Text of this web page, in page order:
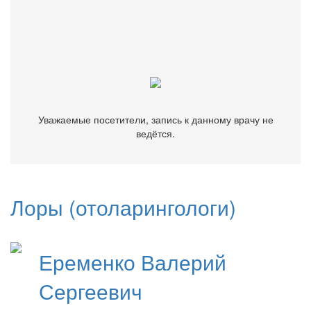
Уважаемые посетители, запись к данному врачу не
ведётся.
Лоры (отоларингологи)
Еременко Валерий
Сергеевич